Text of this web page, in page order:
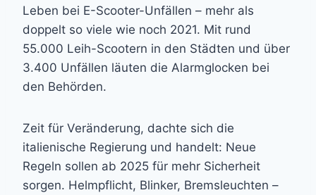
Leben bei E-Scooter-Unfällen – mehr als
doppelt so viele wie noch 2021. Mit rund
55.000 Leih-Scootern in den Städten und über
3.400 Unfällen läuten die Alarmglocken bei
den Behörden.
Zeit für Veränderung, dachte sich die
italienische Regierung und handelt: Neue
Regeln sollen ab 2025 für mehr Sicherheit
sorgen. Helmpflicht, Blinker, Bremsleuchten –